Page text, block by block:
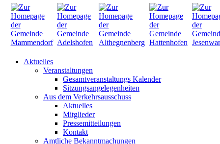
Aktuelles
Veranstaltungen
Gesamtveranstaltungs Kalender
Sitzungsangelegenheiten
Aus dem Verkehrsausschuss
Aktuelles
Mitglieder
Pressemitteilungen
Kontakt
Amtliche Bekanntmachungen